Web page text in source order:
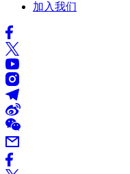
加入我们